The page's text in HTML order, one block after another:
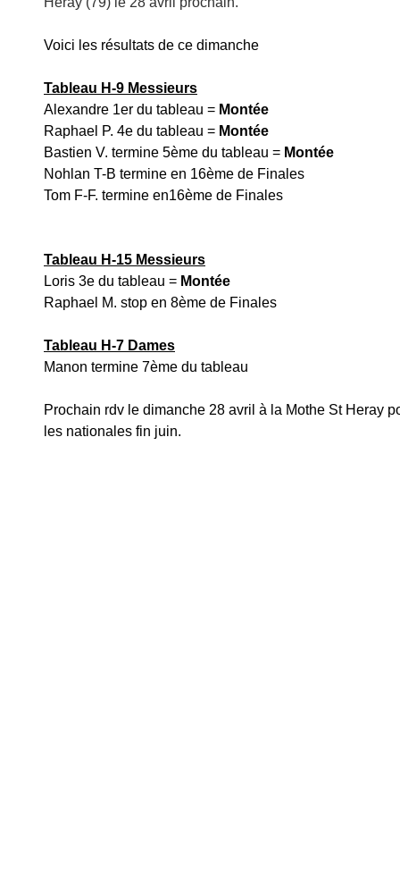
Voici les résultats de ce dimanche
Tableau H-9 Messieurs
Alexandre 1er du tableau = Montée
Raphael P. 4e du tableau = Montée
Bastien V. termine 5ème du tableau = Montée
Nohlan T-B termine en 16ème de Finales
Tom F-F. termine en16ème de Finales
Tableau H-15 Messieurs
Loris 3e du tableau = Montée
Raphael M. stop en 8ème de Finales
Tableau H-7 Dames
Manon termine 7ème du tableau
Prochain rdv le dimanche 28 avril à la Mothe St Heray
les nationales fin juin.